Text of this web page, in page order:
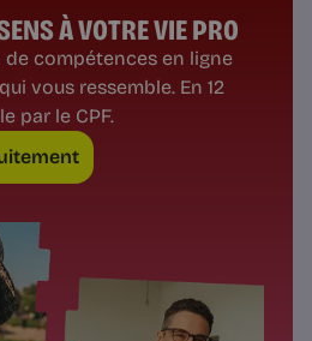
À VOTRE VIE PRO
compétences en ligne
vous ressemble. En 12
par le CPF.